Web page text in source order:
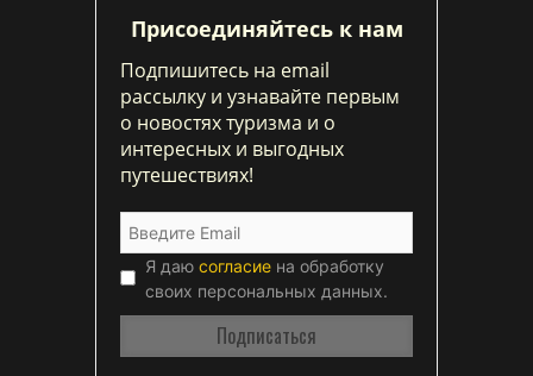
Присоединяйтесь к нам
Подпишитесь на email
рассылку и узнавайте первым
о новостях туризма и о
интересных и выгодных
путешествиях!
Я даю согласие на обработку
своих персональных данных.